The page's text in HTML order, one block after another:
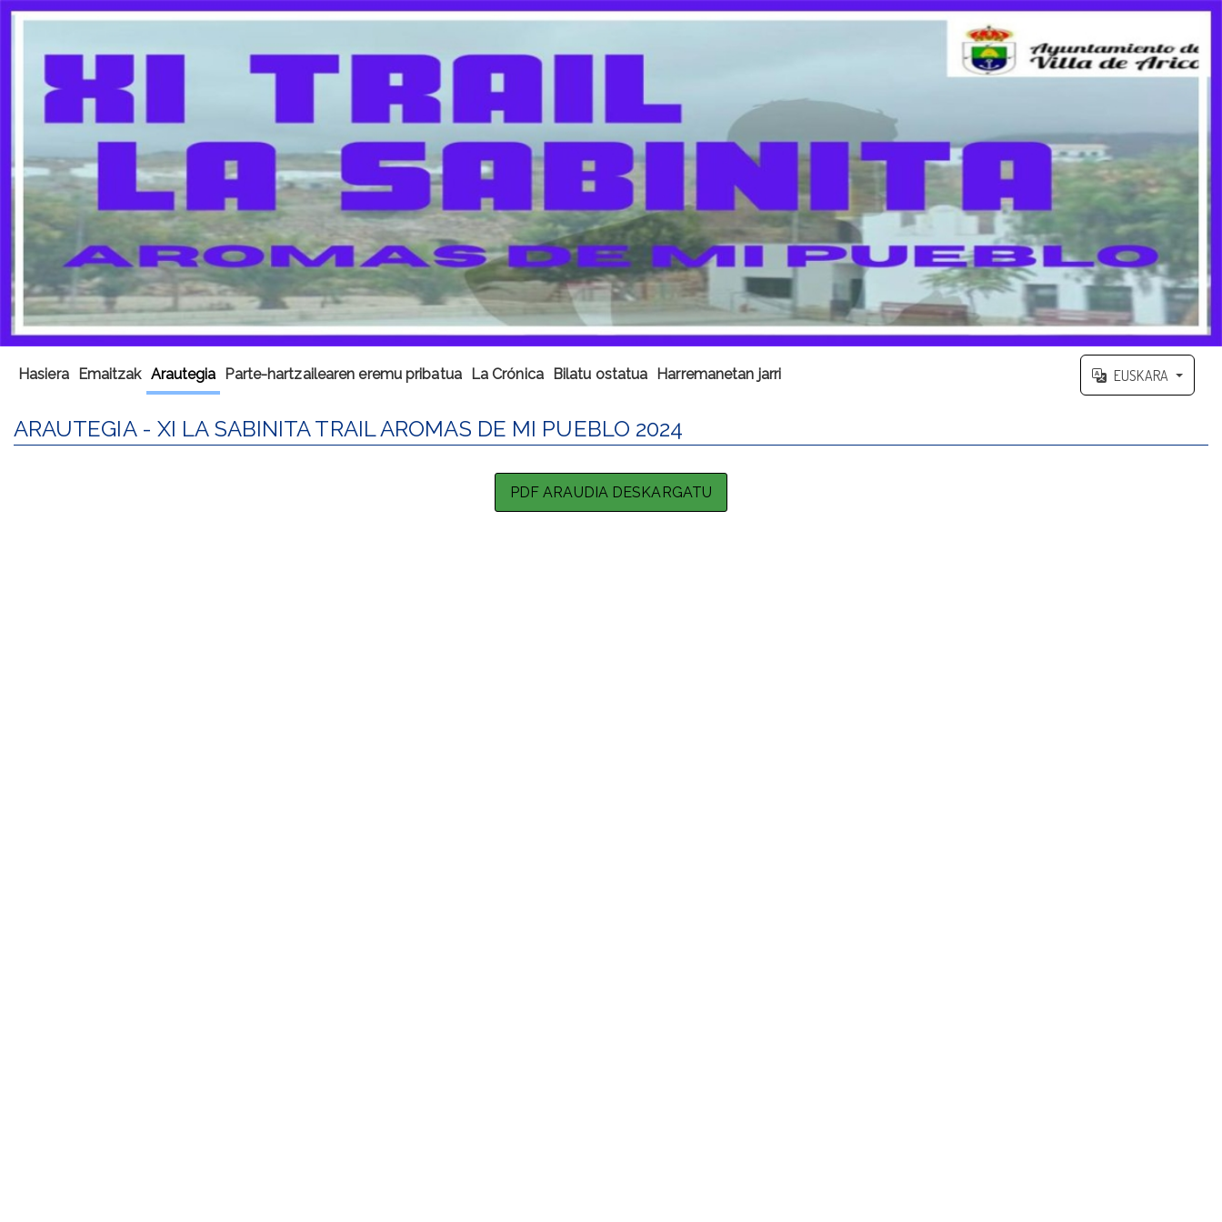
Hasiera Emaitzak Arautegia Parte-hartzailearen eremu pribatua La Crónica Bilatu ostatua Harremanetan jarri EUSKARA
ARAUTEGIA - XI LA SABINITA TRAIL AROMAS DE MI PUEBLO 2024
PDF ARAUDIA DESKARGATU